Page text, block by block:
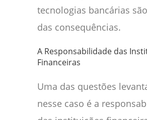
tecnologias bancárias
das consequências.
A Responsabilidade das
Financeiras
Uma das questões
nesse caso é a